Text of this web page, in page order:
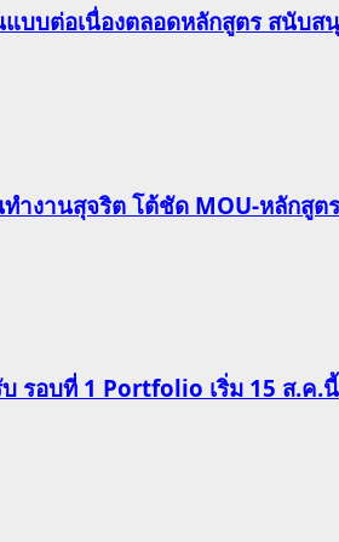
บต่อเนื่องตลอดหลักสูตร สนับส
ำงานสุจริต โต้ชัด MOU-หลักสู
รอบที่ 1 Portfolio เริ่ม 15 ส.ค.นี้